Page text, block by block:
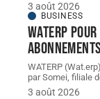
3 août 2026
BUSINESS
WATERP
WATERP
par Somei, filiale
3 août 2026